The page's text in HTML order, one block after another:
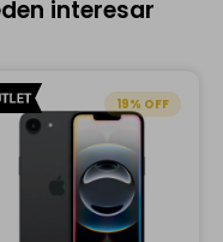
interesar
19